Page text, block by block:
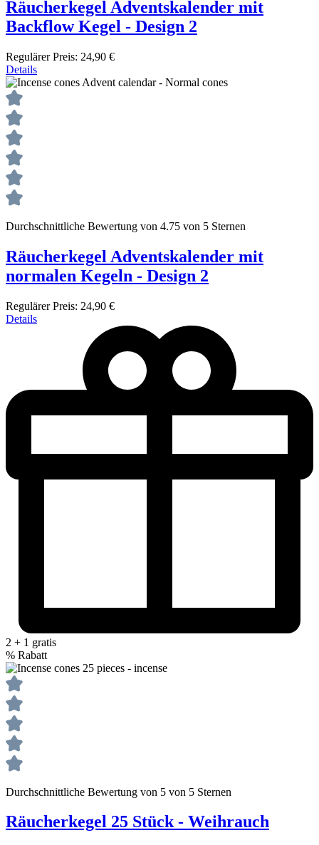
Räucherkegel Adventskalender mit
Backflow Kegel - Design 2
Regulärer Preis: 24,90 €
Details
Durchschnittliche Bewertung von 4.75 von 5 Sternen
Räucherkegel Adventskalender mit
normalen Kegeln - Design 2
Regulärer Preis: 24,90 €
Details
2 + 1 gratis
% Rabatt
Durchschnittliche Bewertung von 5 von 5 Sternen
Räucherkegel 25 Stück - Weihrauch